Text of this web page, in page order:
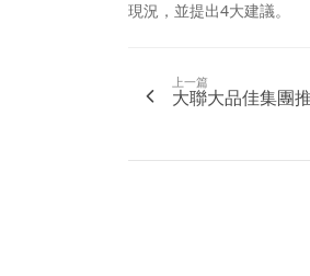
現況，並提出4大建議。
上一篇
大聯大品佳集團